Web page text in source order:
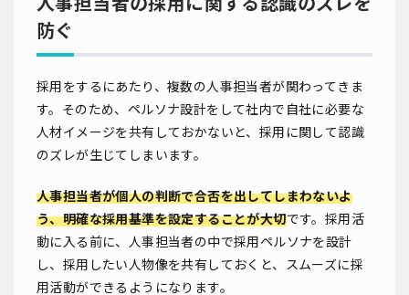
防ぐ
採用をするにあたり、複数の人事担当者が関わってきま
す。そのため、ペルソナ設計をして社内で自社に必要な
人材イメージを共有しておかないと、採用に関して認識
のズレが生じてしまいます。
人事担当者が個人の判断で合否を出してしまわないよ
う、明確な採用基準を設定することが大切です。採用活
動に入る前に、人事担当者の中で採用ペルソナを設計
し、採用したい人物像を共有しておくと、スムーズに採
用活動ができるようになります。